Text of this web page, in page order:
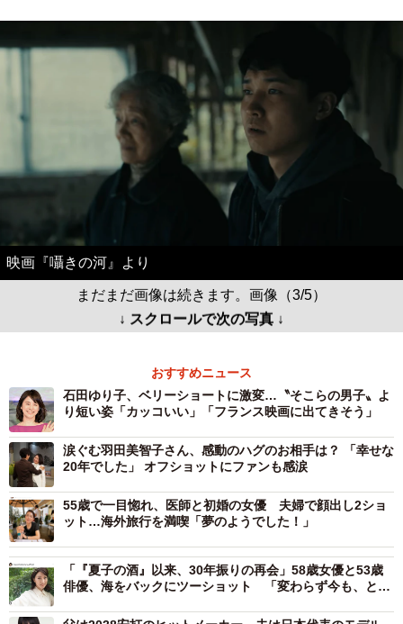
映画『囁きの河』より
まだまだ画像は続きます。画像（3/5）
↓ スクロールで次の写真 ↓
おすすめニュース
石田ゆり子、ベリーショートに激変…〝そこらの男子〟よ
り短い姿「カッコいい」「フランス映画に出てきそう」
涙ぐむ羽田美智子さん、感動のハグのお相手は？ 「幸せな
20年でした」 オフショットにファンも感涙
55歳で一目惚れ、医師と初婚の女優 夫婦で顔出し2ショ
ット…海外旅行を満喫「夢のようでした！」
「『夏子の酒』以来、30年振りの再会」58歳女優と53歳
俳優、海をバックにツーショット 「変わらず今も、とて